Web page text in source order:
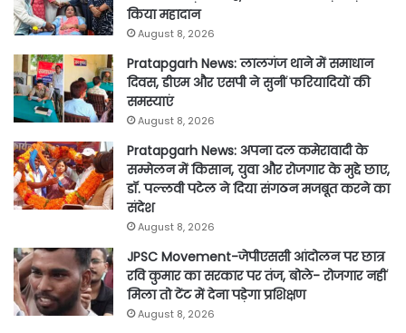
किया महादान
August 8, 2026
Pratapgarh News: लालगंज थाने में समाधान
दिवस, डीएम और एसपी ने सुनीं फरियादियों की
समस्याएं
August 8, 2026
Pratapgarh News: अपना दल कमेरावादी के
सम्मेलन में किसान, युवा और रोजगार के मुद्दे छाए,
डॉ. पल्लवी पटेल ने दिया संगठन मजबूत करने का
संदेश
August 8, 2026
JPSC Movement-जेपीएससी आंदोलन पर छात्र
रवि कुमार का सरकार पर तंज, बोले- रोजगार नहीं
मिला तो टेंट में देना पड़ेगा प्रशिक्षण
August 8, 2026